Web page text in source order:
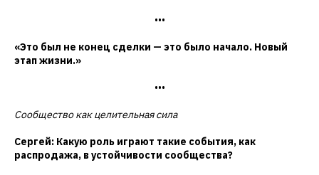
•••
«Это был не конец сделки — это было начало. Новый
этап жизни.»
•••
Сообщество как целительная сила
Сергей: Какую роль играют такие события, как
распродажа, в устойчивости сообщества?